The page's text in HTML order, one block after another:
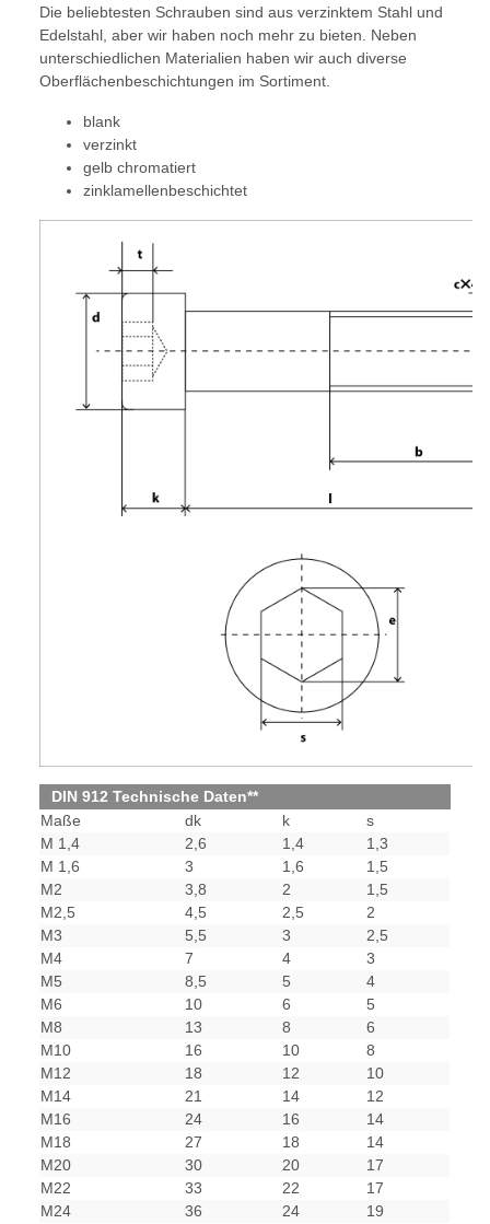
Die beliebtesten Schrauben sind aus verzinktem Stahl und
Edelstahl, aber wir haben noch mehr zu bieten. Neben
unterschiedlichen Materialien haben wir auch diverse
Oberflächenbeschichtungen im Sortiment.
blank
verzinkt
gelb chromatiert
zinklamellenbeschichtet
DIN 912 Technische Daten**
Maße
dk k
s
M 1,4
2,6 1,4
1,3
M 1,6
3 1,6
1,5
M2
3,8 2
1,5
M2,5
4,5 2,5
2
M3
5,5 3
2,5
M4
7 4
3
M5
8,5 5
4
M6
10 6
5
M8
13 8
6
M10
16 10
8
M12
18 12
10
M14
21 14
12
M16
24 16
14
M18
27 18
14
M20
30 20
17
M22
33 22
17
M24
36 24
19